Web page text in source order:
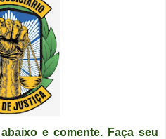
e comente. Faça seu